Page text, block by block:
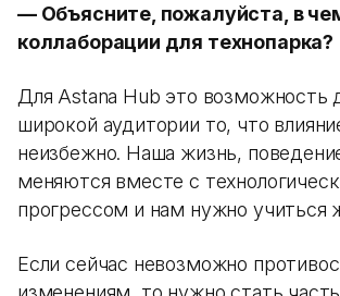
— Объясните, пожалуйста, в
коллаборации для технопарка?
Для Astana Hub это возможность
широкой аудитории то, что
неизбежно. Наша жизнь,
меняются вместе с
прогрессом и нам нужно учиться
Если сейчас невозможно